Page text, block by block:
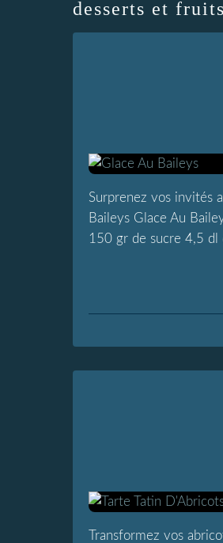
desserts et fruits
Surprenez vos invités
Baileys Glace Au
150 gr de sucre 4,5 dl
Transformez vos